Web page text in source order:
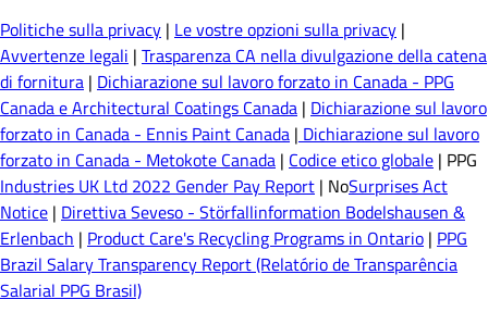
Politiche sulla privacy | Le vostre opzioni sulla privacy |
Avvertenze legali | Trasparenza CA nella divulgazione della catena
di fornitura | Dichiarazione sul lavoro forzato in Canada - PPG
Canada e Architectural Coatings Canada | Dichiarazione sul lavoro
forzato in Canada - Ennis Paint Canada | Dichiarazione sul lavoro
forzato in Canada - Metokote Canada | Codice etico globale | PPG
Industries UK Ltd 2022 Gender Pay Report | NoSurprises Act
Notice | Direttiva Seveso - Störfallinformation Bodelshausen &
Erlenbach | Product Care's Recycling Programs in Ontario | PPG
Brazil Salary Transparency Report (Relatório de Transparência
Salarial PPG Brasil)